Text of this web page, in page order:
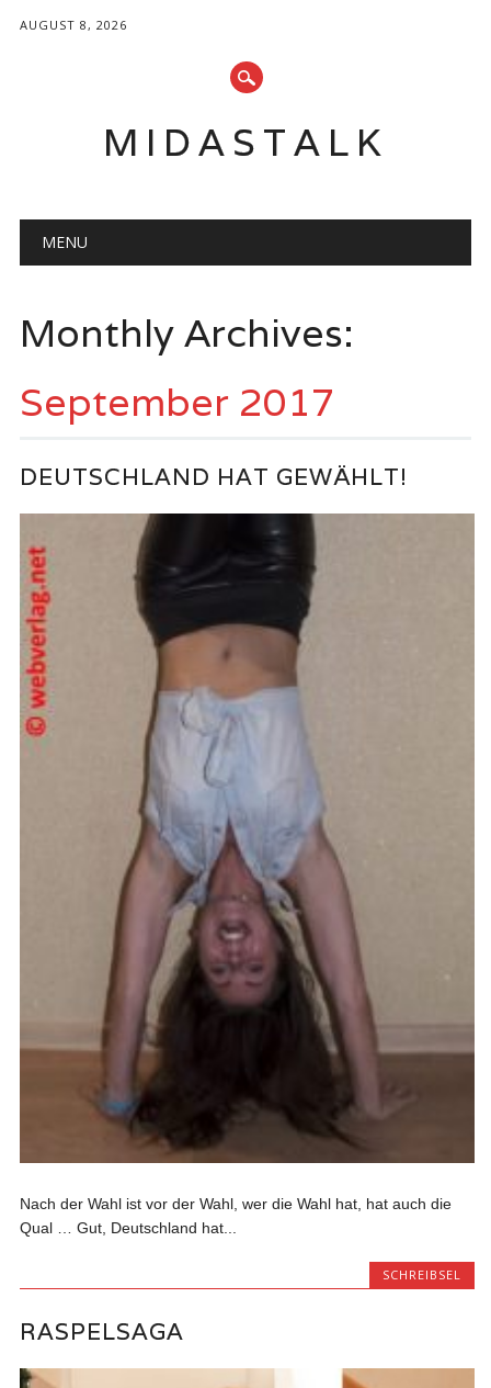
AUGUST 8, 2026
MIDASTALK
Main menu
MENU
Monthly Archives:
September 2017
DEUTSCHLAND HAT GEWÄHLT!
Nach der Wahl ist vor der Wahl, wer die Wahl hat, hat auch die
Qual … Gut, Deutschland hat...
SCHREIBSEL
RASPELSAGA